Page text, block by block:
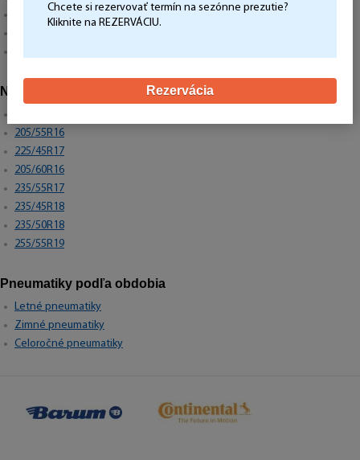
Michelin
Najpredávanejšie rozmery
205/55R16
225/45R17
205/60R16
235/55R17
235/45R18
235/50R18
255/55R19
Pneumatiky podľa obdobia
Letné pneumatiky
Zimné pneumatiky
Celoročné pneumatiky
Chcete si rezervovať termín na sezónne prezutie?
Kliknite na REZERVÁCIU.
Rezervácia